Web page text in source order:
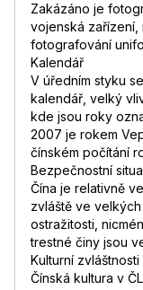
Zakázáno je
vojenská zařízení,
fotografování
Kalendář
V úředním styku
kalendář, velký
kde jsou roky
2007 je rokem
čínském počítání
Bezpečnostní
Čína je relativně
zvláště ve
ostražitosti,
trestné činy jsou
Kulturní zvláštnosti
Čínská kultura v